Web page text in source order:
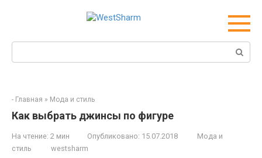
- Главная » Мода и стиль
Как выбрать джинсы по фигуре
На чтение: 2 мин Опубликовано: 15.07.2018
Мода и
стиль
westsharm